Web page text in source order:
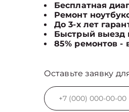
Бесплатная
Ремонт
До 3-х лет
Быстрый выезд
85% ремонтов -
Оставьте заявку